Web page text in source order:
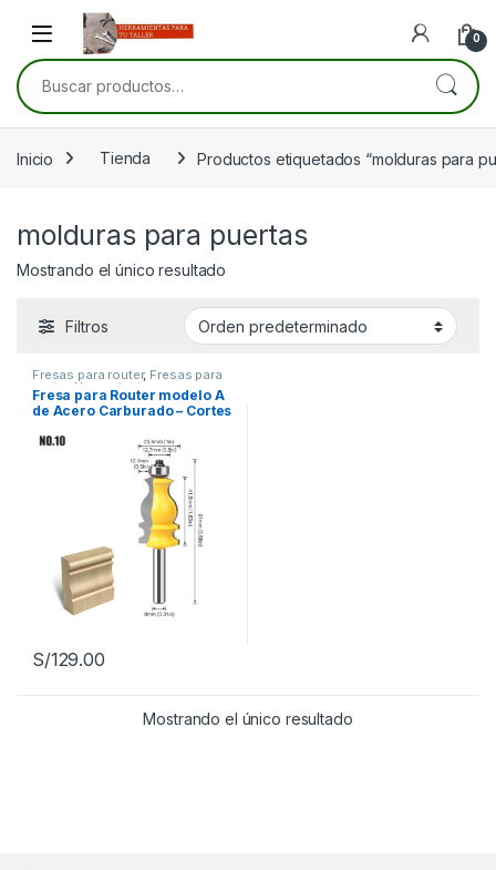
Skip to navigation
Skip to content
Open 0
Buscar por:
Inicio Tienda Productos etiquetados “molduras para
molduras para puertas
Mostrando el único resultado
Filtros
Fresas para router, Fresas para
router Herramientas para
carpintería
Fresa para Router modelo A
de Acero Carburado – Cortes
Molduras
S/129.00
Mostrando el único resultado